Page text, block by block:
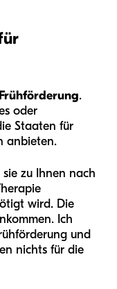
Frühförderung.
oder
Staaten für
anbieten.
zu Ihnen nach
wird. Die
Ich
und
nichts für die